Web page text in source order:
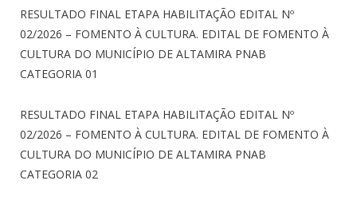
RESULTADO FINAL ETAPA HABILITAÇÃO EDITAL Nº
02/2026 – FOMENTO À CULTURA. EDITAL DE FOMENTO À
CULTURA DO MUNICÍPIO DE ALTAMIRA PNAB
CATEGORIA 01
RESULTADO FINAL ETAPA HABILITAÇÃO EDITAL Nº
02/2026 – FOMENTO À CULTURA. EDITAL DE FOMENTO À
CULTURA DO MUNICÍPIO DE ALTAMIRA PNAB
CATEGORIA 02